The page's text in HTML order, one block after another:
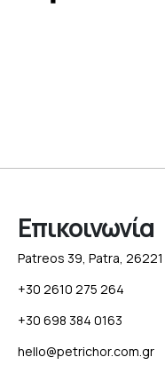
Επικοινωνία
Patreos 39, Patra, 26221
+30 2610 275 264
+30 698 384 0163
hello@petrichor.com.gr